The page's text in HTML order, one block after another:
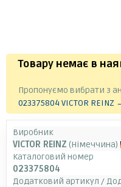
Товару немає в
Пропонуємо вибрати з
023375804 VICTOR REINZ
Виробник
VICTOR REINZ (Німеччина)
Каталоговий номер
023375804
Додатковий артикул /